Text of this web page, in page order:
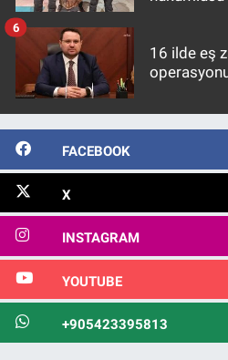
16 ilde eş
6
FACEBOOK
X
INSTAGRAM
YOUTUBE
+905423395813